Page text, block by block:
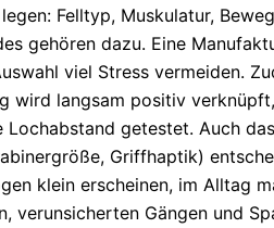
Felltyp, Muskulatur,
gehören dazu. Eine
viel Stress vermeiden.
wird langsam positiv
getestet. Auch
Griffhaptik)
klein erscheinen, im Alltag
verunsicherten Gängen und